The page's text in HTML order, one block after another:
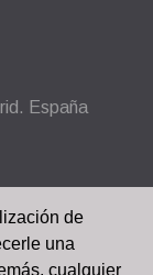
España
de
una
cualquier